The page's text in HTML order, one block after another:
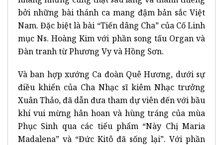
bởi những bài thánh ca mang đậm bản sắc Việt
Nam. Đặc biệt là bài “Tiến dâng Cha” của Cố Linh
mục Ns. Hoàng Kim với phần song tấu Organ và
Đàn tranh từ Phương Vy và Hồng Sơn.
Và ban hợp xướng Ca đoàn Quê Hương, dưới sự
điều khiển của Cha Nhạc sĩ kiêm Nhạc trưởng
Xuân Thảo, đã dẫn đưa tham dự viên đến với bầu
khí vui mừng hân hoan và hùng tráng của mùa
Phục Sinh qua các tiểu phẩm “Này Chị Maria
Madalena” và “Đức Kitô đã sống lại”. Với phần